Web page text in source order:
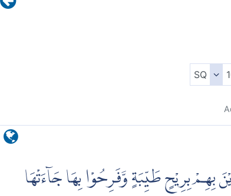
بِهِمْ بِرِيْحٍ طَيِّبَةٍ وَّفَرِحُوْا بِهَا جَاۤءَتْهَا